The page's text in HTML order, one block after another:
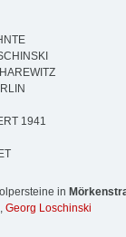
1941
in
, Georg Loschinski